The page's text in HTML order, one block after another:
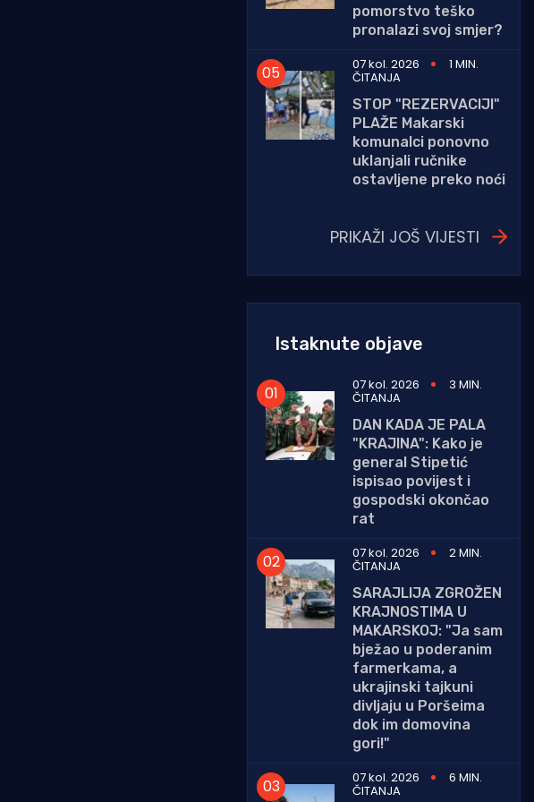
pomorstvo teško
pronalazi svoj smjer?
07 kol. 2026
1 MIN.
ČITANJA
STOP "REZERVACIJI"
PLAŽE Makarski
komunalci ponovno
uklanjali ručnike
ostavljene preko noći
PRIKAŽI JOŠ VIJESTI
Istaknute objave
07 kol. 2026 3 MIN.
ČITANJA
DAN KADA JE PALA
"KRAJINA": Kako je
general Stipetić
ispisao povijest i
gospodski okončao
rat
07 kol. 2026
2 MIN.
ČITANJA
SARAJLIJA ZGROŽEN
KRAJNOSTIMA U
MAKARSKOJ: "Ja sam
bježao u poderanim
farmerkama, a
ukrajinski tajkuni
divljaju u Poršeima
dok im domovina
gori!"
07 kol. 2026
6 MIN.
ČITANJA